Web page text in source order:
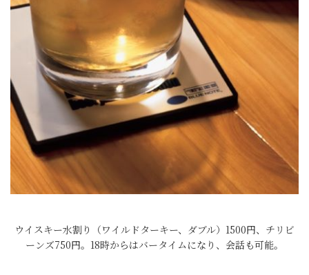
ウイスキー水割り（ワイルドターキー、ダブル）1500円、チリビ
ーンズ750円。18時からはバータイムになり、会話も可能。